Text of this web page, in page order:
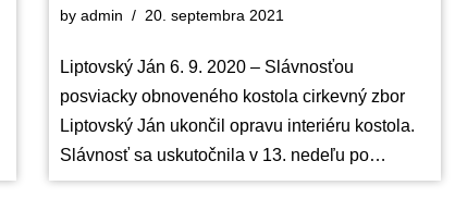
by admin 20. septembra 2021
Liptovský Ján 6. 9. 2020 – Slávnosťou
posviacky obnoveného kostola cirkevný zbor
Liptovský Ján ukončil opravu interiéru kostola.
Slávnosť sa uskutočnila v 13. nedeľu po…